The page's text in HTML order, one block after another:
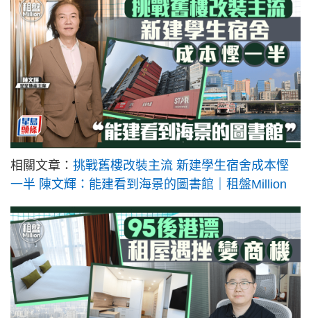
相關文章： 挑戰舊樓改裝主流 新建學生宿舍成本慳
一半 陳文輝：能建看到海景的圖書館｜租盤Million